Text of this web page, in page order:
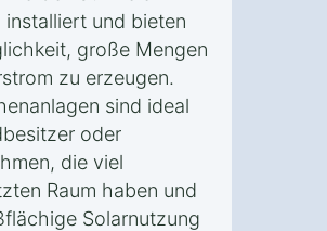
installiert und bieten
große Mengen
zu erzeugen.
sind ideal
oder
die viel
Raum haben und
Solarnutzung